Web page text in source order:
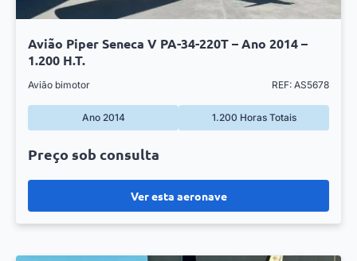
Avião Piper Seneca V PA-34-220T – Ano 2014 –
1.200 H.T.
Avião bimotor REF: AS5678
Ano 2014 1.200 Horas Totais
Ver esta aeronave
Preço sob consulta